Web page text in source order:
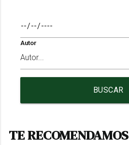
Autor
BUSCAR
TE RECOMENDAMOS